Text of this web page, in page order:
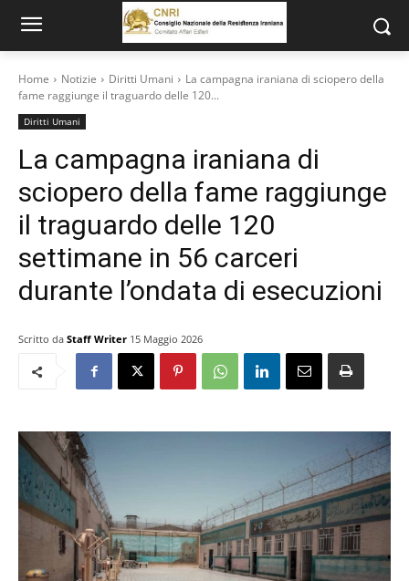
Home Notizie Diritti Umani
La campagna iraniana di sciopero della
fame raggiunge il traguardo delle 120...
Diritti Umani
La campagna iraniana di
sciopero della fame raggiunge
il traguardo delle 120
settimane in 56 carceri
durante l’ondata di esecuzioni
Scritto da Staff Writer 15 Maggio 2026